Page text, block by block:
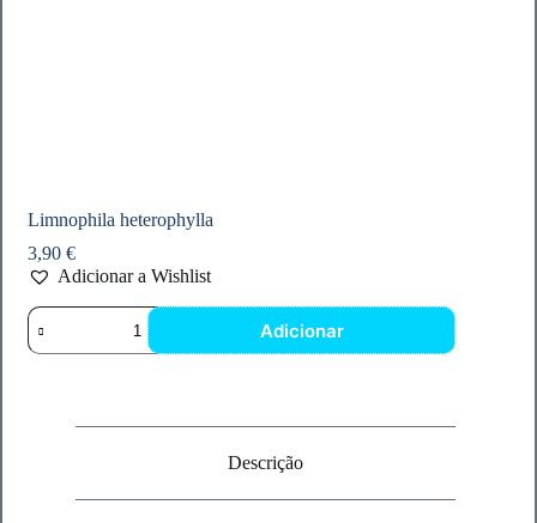
Limnophila heterophylla
3,90 €
Adicionar a Wishlist
Quantidade
de
Limnophila
Adicionar
Descrição